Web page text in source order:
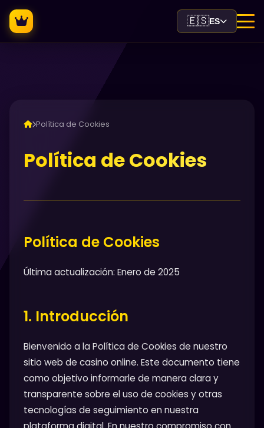
🇪🇸ES
Política de Cookies
Política de Cookies
Política de Cookies
Última actualización: Enero de 2025
1. Introducción
Bienvenido a la Política de Cookies de nuestro
sitio web de casino online. Este documento tiene
como objetivo informarle de manera clara y
transparente sobre el uso de cookies y otras
tecnologías de seguimiento en nuestra